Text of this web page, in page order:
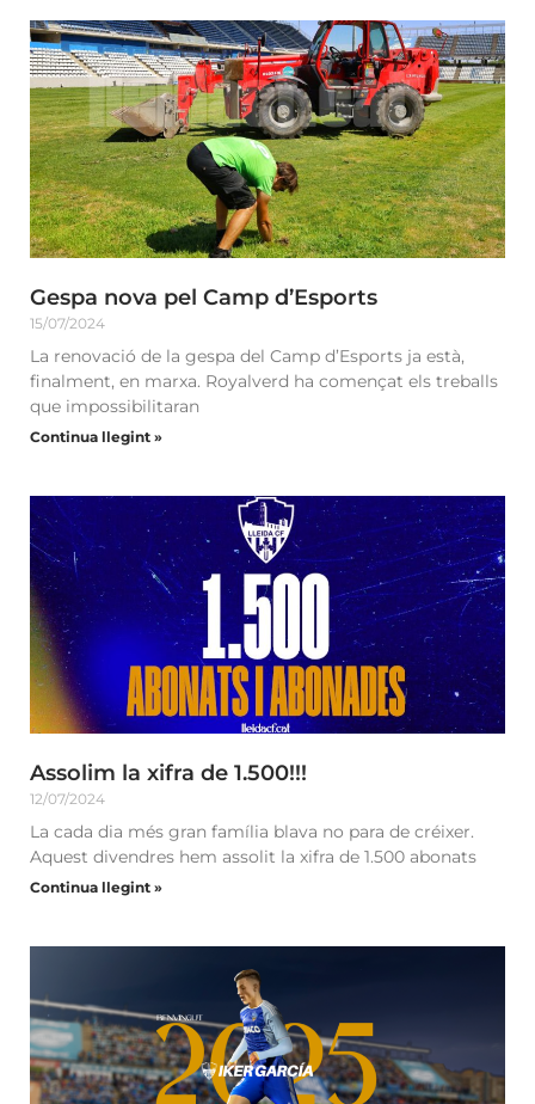
Gespa nova pel Camp d’Esports
15/07/2024
La renovació de la gespa del Camp d’Esports ja està,
finalment, en marxa. Royalverd ha començat els treballs
que impossibilitaran
Continua llegint »
Assolim la xifra de 1.500!!!
12/07/2024
La cada dia més gran família blava no para de créixer.
Aquest divendres hem assolit la xifra de 1.500 abonats
Continua llegint »